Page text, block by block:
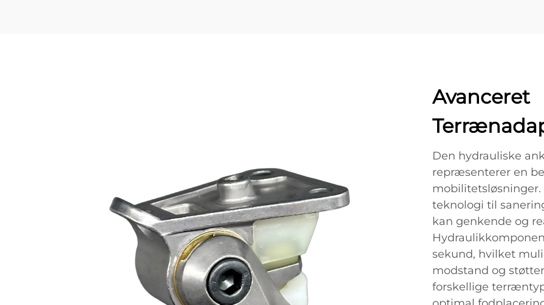
Avanceret
Den hydrauliske
repræsenterer en
teknologi til
kan genkende og
sekund, hvilket
modstand og
forskellige